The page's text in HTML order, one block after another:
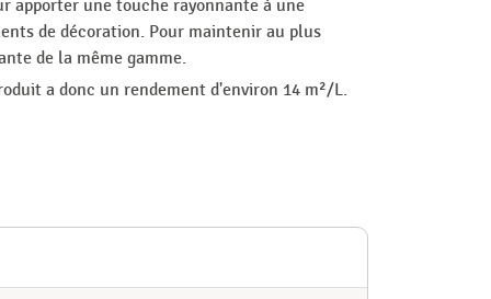
apporter une touche rayonnante à une
de décoration. Pour maintenir au plus
de la même gamme.
a donc un rendement d'environ 14 m²/L.